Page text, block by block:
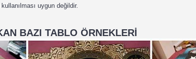
uygun değildir.
BAZI TABLO ÖRNEKLERİ